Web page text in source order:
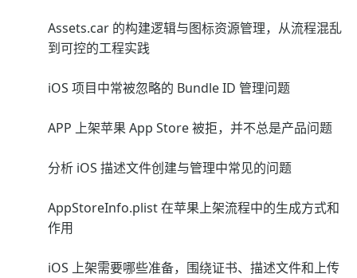
Assets.car 的构建逻辑与图标资源管理，从流程混乱
到可控的工程实践
iOS 项目中常被忽略的 Bundle ID 管理问题
APP 上架苹果 App Store 被拒，并不总是产品问题
分析 iOS 描述文件创建与管理中常见的问题
AppStoreInfo.plist 在苹果上架流程中的生成方式和
作用
iOS 上架需要哪些准备，围绕证书、描述文件和上传